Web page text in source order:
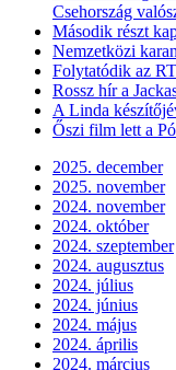
Csehország
Második részt
Nemzetközi
Folytatódik az
Rossz hír a
A Linda
Őszi film lett a
2025. december
2025. november
2024. november
2024. október
2024. szeptember
2024. augusztus
2024. július
2024. június
2024. május
2024. április
2024. március